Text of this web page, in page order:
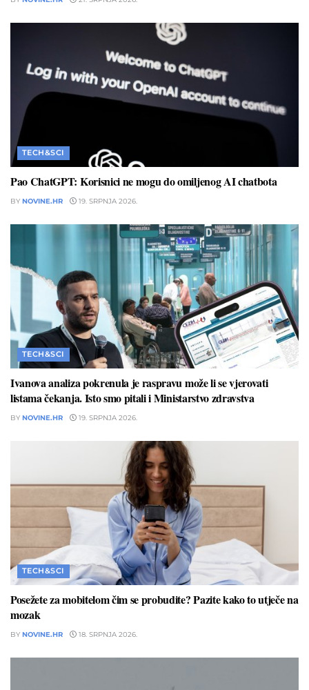
TECH&SCI
Pao ChatGPT: Korisnici ne mogu do omiljenog AI chatbota
BY NOVINE.HR 19. SRPNJA 2026.
TECH&SCI
Ivanova analiza pokrenula je raspravu može li se vjerovati
listama čekanja. Isto smo pitali i Ministarstvo zdravstva
BY NOVINE.HR 19. SRPNJA 2026.
TECH&SCI
Posežete za mobitelom čim se probudite? Pazite kako to utječe na
mozak
BY NOVINE.HR 18. SRPNJA 2026.